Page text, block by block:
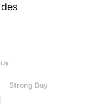
Strong Buy